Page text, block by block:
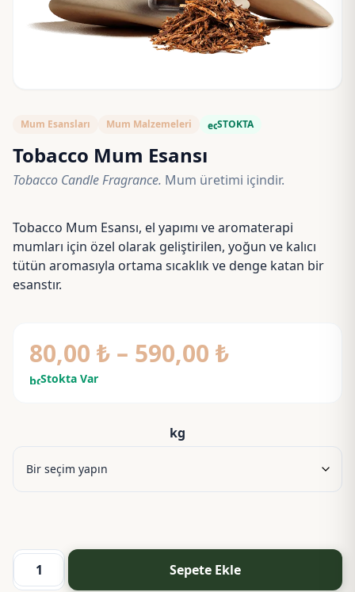
Mum Esansları Mum Malzemeleri ecoSTOKTA
Tobacco Mum Esansı
Tobacco Candle Fragrance. Mum üretimi içindir.
Tobacco Mum Esansı, el yapımı ve aromaterapi
mumları için özel olarak geliştirilen, yoğun ve kalıcı
tütün aromasıyla ortama sıcaklık ve denge katan bir
esanstır.
80,00 ₺ – 590,00 ₺Fiyat
-
590,00 ₺
boltStokta Var
kg
Tobacco
Sepete Ekle